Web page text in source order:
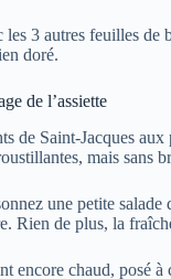
les 3 autres feuilles
doré.
de l’assiette
de Saint-Jacques
mais sans
une petite
Rien de plus, la
encore chaud, posé